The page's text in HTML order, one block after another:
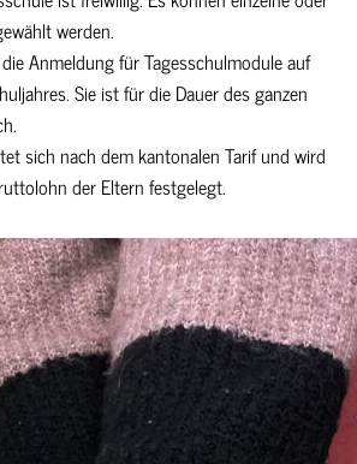
werden.
Anmeldung für Tagesschulmodule auf
Sie ist für die Dauer des ganzen
sich nach dem kantonalen Tarif und wird
der Eltern festgelegt.